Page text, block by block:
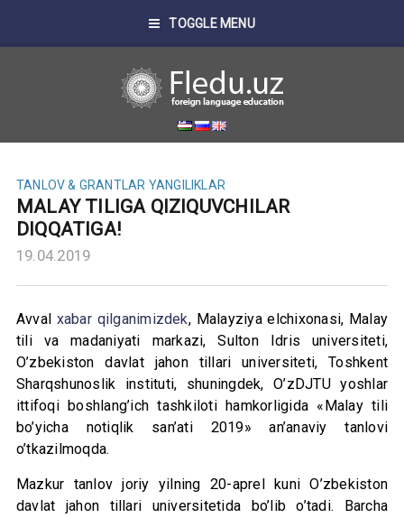
TOGGLE MENU
TANLOV & GRANTLAR YANGILIKLAR
MALAY TILIGA QIZIQUVCHILAR
DIQQATIGA!
19.04.2019
Avval xabar qilganimizdek, Malayziya elchixonasi, Malay
tili va madaniyati markazi, Sulton Idris universiteti,
O’zbekiston davlat jahon tillari universiteti, Toshkent
Sharqshunoslik instituti, shuningdek, O’zDJTU yoshlar
ittifoqi boshlang’ich tashkiloti hamkorligida «Malay tili
bo’yicha notiqlik san’ati 2019» an’anaviy tanlovi
o’tkazilmoqda.
Mazkur tanlov joriy yilning 20-aprel kuni O’zbekiston
davlat jahon tillari universitetida bo’lib o’tadi. Barcha